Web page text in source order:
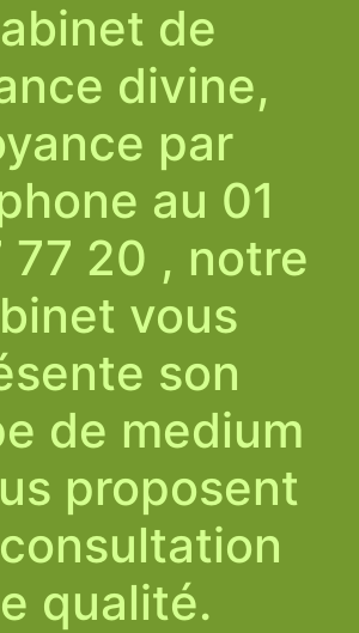
de
divine,
par
au 01
77 20 , notre
vous
son
de medium
proposent
qualité.